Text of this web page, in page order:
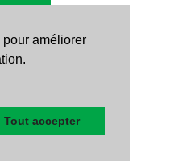
améliorer
Tout accepter
les